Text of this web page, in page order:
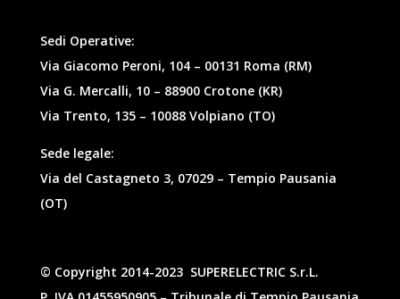
Sedi Operative:
Via Giacomo Peroni, 104 – 00131 Roma (RM)
Via G. Mercalli, 10 – 88900 Crotone (KR)
Via Trento, 135 – 10088 Volpiano (TO)
Sede legale:
Via del Castagneto 3, 07029 – Tempio Pausania
(OT)
© Copyright 2014-2023 SUPERELECTRIC S.r.L.